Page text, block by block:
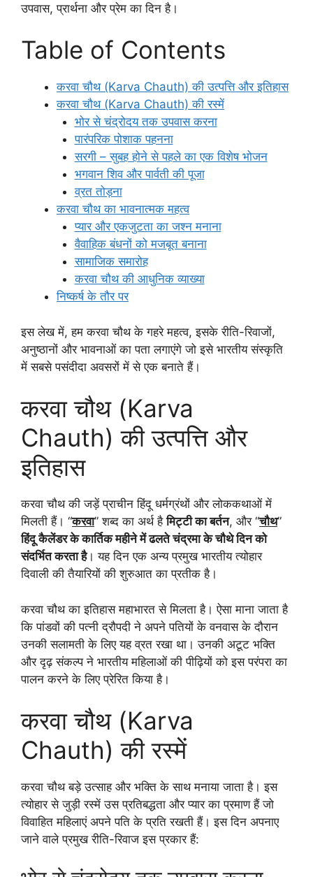
उपवास, प्रार्थना और प्रेम का दिन है।
Table of Contents
करवा चौथ (Karva Chauth) की उत्पत्ति और इतिहास
करवा चौथ (Karva Chauth) की रस्में
भोर से चंद्रोदय तक उपवास करना
पारंपरिक पोशाक पहनना
सरगी – सुबह होने से पहले का एक विशेष भोजन
भगवान शिव और पार्वती की पूजा
व्रत तोड़ना
करवा चौथ का भावनात्मक महत्व
प्यार और एकजुटता का जश्न मनाना
वैवाहिक बंधनों को मजबूत बनाना
सामाजिक समारोह
करवा चौथ की आधुनिक व्याख्या
निष्कर्ष के तौर पर
इस लेख में, हम करवा चौथ के गहरे महत्व, इसके रीति-रिवाजों,
अनुष्ठानों और भावनाओं का पता लगाएंगे जो इसे भारतीय संस्कृति
में सबसे पसंदीदा अवसरों में से एक बनाते हैं।
करवा चौथ (Karva
Chauth) की उत्पत्ति और
इतिहास
करवा चौथ की जड़ें प्राचीन हिंदू धर्मग्रंथों और लोककथाओं में
मिलती हैं। “करवा” शब्द का अर्थ हैमिट्टी का बर्तन, और “चौथ”
हिंदू कैलेंडर के कार्तिक महीने में ढलते चंद्रमा के चौथे दिन को
संदर्भित करता है। यह दिन एक अन्य प्रमुख भारतीय त्योहार
दिवाली की तैयारियों की शुरुआत का प्रतीक है।
करवा चौथ का इतिहास महाभारत से मिलता है। ऐसा माना जाता है
कि पांडवों की पत्नी द्रौपदी ने अपने पतियों के वनवास के दौरान
उनकी सलामती के लिए यह व्रत रखा था। उनकी अटूट भक्ति
और दृढ़ संकल्प ने भारतीय महिलाओं की पीढ़ियों को इस परंपरा का
पालन करने के लिए प्रेरित किया है।
करवा चौथ (Karva
Chauth) की रस्में
करवा चौथ बड़े उत्साह और भक्ति के साथ मनाया जाता है। इस
त्योहार से जुड़ी रस्में उस प्रतिबद्धता और प्यार का प्रमाण हैं जो
विवाहित महिलाएं अपने पति के प्रति रखती हैं। इस दिन अपनाए
जाने वाले प्रमुख रीति-रिवाज इस प्रकार हैं: